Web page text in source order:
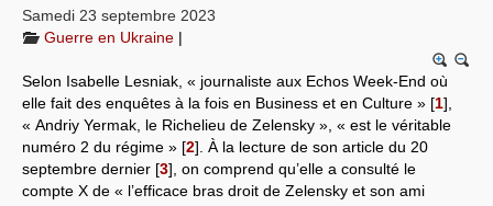
Systèmes & société sous contrôle
Nouvelles de l’antirépublique
Crises "Covid-19 & H1N1"
Guerre en Ukraine
Samedi 23 septembre 2023
Guerre en Ukraine |
Selon Isabelle Lesniak, « journaliste aux Echos Week-End où
elle fait des enquêtes à la fois en Business et en Culture » [1]
« Andriy Yermak, le Richelieu de Zelensky », « est le véritable
numéro 2 du régime » [2] . À la lecture de son article du 20
septembre dernier [3] , on comprend qu’elle a consulté le
compte X de « l’efficace bras droit de Zelensky et son ami